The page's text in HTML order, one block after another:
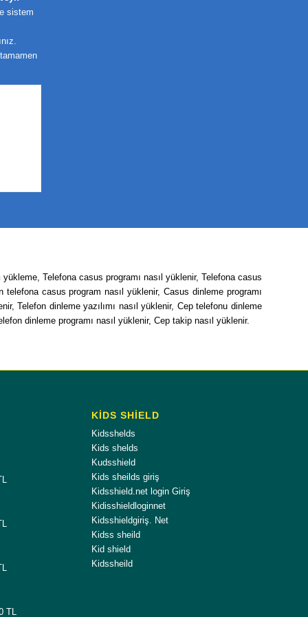
sistem
Telefona casus programı nasıl yüklenir, Telefona casus
telefona casus program nasıl yüklenir, Casus dinleme programı
Telefon dinleme yazılımı nasıl yüklenir, Cep telefonu dinleme
dinleme programı nasıl yüklenir, Cep takip nasıl yüklenir.
TL
KİDS SHİELD
Kidsshelds
Kids shelds
Kudsshield
Kids sheilds giriş
Kidsshield.net login Giriş
Kidisshieldloginnet
Kidsshieldgiriş. Net
Kidss sheild
Kid shield
Kidssheild